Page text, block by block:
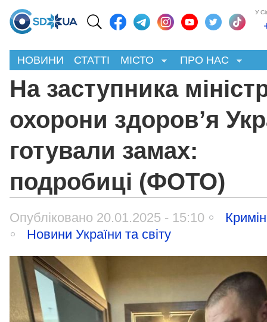
У
НОВИНИ СТАТТІ МІСТО ПРО НАС
На заступника
охорони здоров’я
готували замах:
подробиці (ФОТО)
Опубліковано 20.01.2025 - 15:10
Новини України та світу